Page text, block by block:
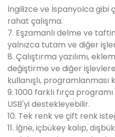
İngilizce ve İspanyolca gibi
rahat çalışma.
7. Eşzamanlı delme ve
yalnızca tutam ve diğer
8. Çalıştırma yazılımı,
değiştirme ve diğer
kullanışlı, programlanması
9. 1000 farklı fırça
USB'yi destekleyebilir.
10. Tek renk ve çift renk
11. İğne, içbükey kalıp,